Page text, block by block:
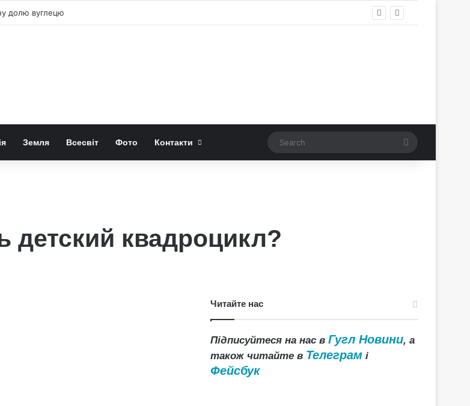
на графіт
Земля Всесвіт Фото Контакти Search
детский квадроцикл?
Читайте нас
Підписуйтеся на нас вГугл Новини, а
також читайте в Телеграм і
Фейсбук